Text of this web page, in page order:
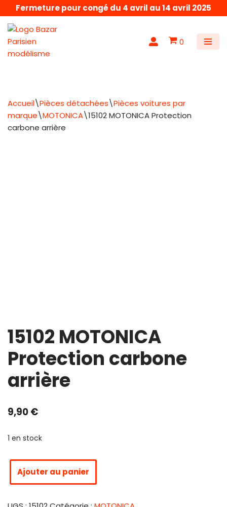
Aller
au
contenu
Fermeture pour congé du 4 avril au 14 avril 2025
0
Accueil\Pièces détachées\Pièces voitures par
marque\MOTONICA\15102 MOTONICA Protection
carbone arrière
15102 MOTONICA
Protection carbone
arrière
9,90€
1 en stock
Ajouter au panier